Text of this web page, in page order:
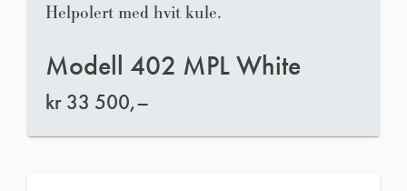
Helpolert med hvit kule.
Modell 402 MPL White
kr 33 500,–